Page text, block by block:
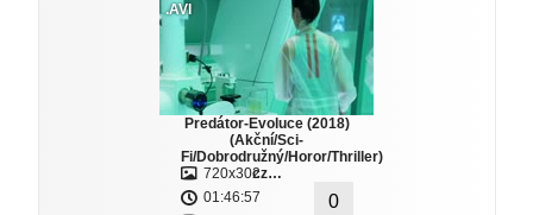
.AVI
Predátor-Evoluce (2018)
(Akční/Sci-
Fi/Dobrodružný/Horor/Thriller)
cz…
720x302
01:46:57
0